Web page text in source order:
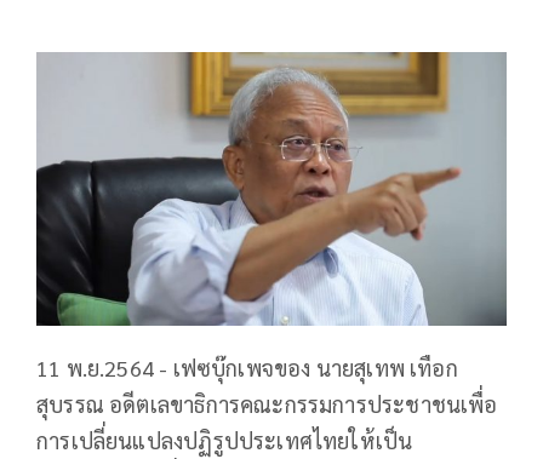
11 พ.ย.2564 - เฟซบุ๊กเพจของ นายสุเทพ เทือก
สุบรรณ อดีตเลขาธิการคณะกรรมการประชาชนเพื่อ
การเปลี่ยนแปลงปฏิรูปประเทศไทยให้เป็น